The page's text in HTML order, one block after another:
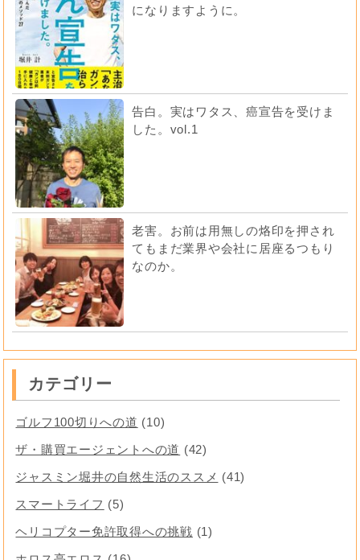
になりますように。
告白。実はワタス、癌宣告を受けま
した。vol.1
老害。お前は用無しの烙印を押され
てもまだ業界や会社に居座るつもり
なのか。
カテゴリー
ゴルフ100切りへの道 (10)
ザ・購買エージェントへの道 (42)
ジャスミン堀井の自然生活のススメ (41)
スマートライフ (5)
ヘリコプター免許取得への挑戦 (1)